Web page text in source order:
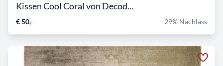
Kissen Cool Coral von Decod...
€ 50,- 29% Nachlass